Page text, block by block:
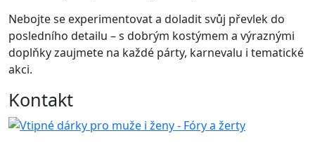
Nebojte se experimentovat a doladit svůj převlek do
posledního detailu – s dobrým kostýmem a výraznými
doplňky zaujmete na každé párty, karnevalu i tematické
akci.
Kontakt